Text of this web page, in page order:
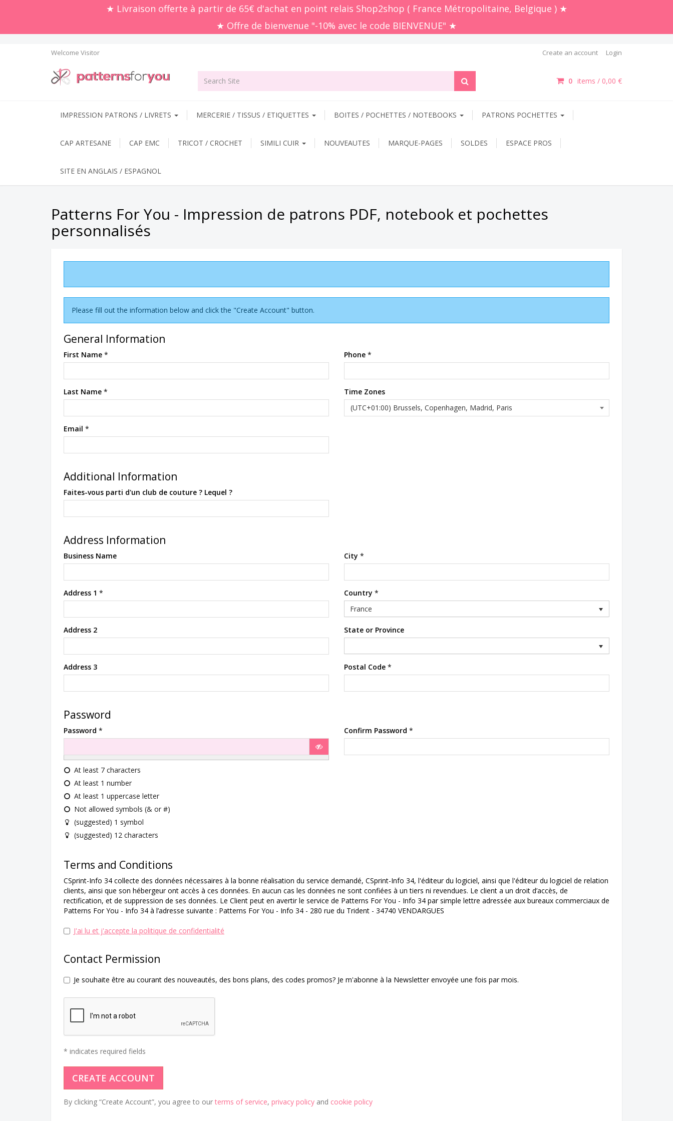
★ Livraison offerte à partir de 65€ d'achat en point relais Shop2shop ( France Métropolitaine, Belgique ) ★
★ Offre de bienvenue "-10% avec le code BIENVENUE" ★
Welcome Visitor Create an account Login
0 items / 0,00 €
IMPRESSION PATRONS / LIVRETS MERCERIE / TISSUS / ETIQUETTES BOITES / POCHETTES / NOTEBOOKS PATRONS POCHETTES
CAP ARTESANE CAP EMC TRICOT / CROCHET SIMILI CUIR NOUVEAUTES MARQUE-PAGES SOLDES ESPACE PROS
SITE EN ANGLAIS / ESPAGNOL
Patterns For You - Impression de patrons PDF, notebook et pochettes
personnalisés
Please fill out the information below and click the "Create Account" button.
General Information
First Name *
Last Name *
Email *
Phone *
Time Zones
Additional Information
Faites-vous parti d'un club de couture ? Lequel ?
Address Information
Business Name
Address 1 *
Address 2
Address 3
City *
Country *
France
State or Province
Postal Code *
Password
Password *
At least 7 characters
At least 1 number
At least 1 uppercase letter
Not allowed symbols (& or #)
(suggested) 1 symbol
(suggested) 12 characters
Confirm Password *
Terms and Conditions
CSprint-Info 34 collecte des données nécessaires à la bonne réalisation du service demandé, CSprint-Info 34, l'éditeur du logiciel, ainsi que l'éditeur du logiciel de relation
clients, ainsi que son hébergeur ont accès à ces données. En aucun cas les données ne sont confiées à un tiers ni revendues. Le client a un droit d’accès, de
rectification, et de suppression de ses données. Le Client peut en avertir le service de Patterns For You - Info 34 par simple lettre adressée aux bureaux commerciaux de
Patterns For You - Info 34 à l’adresse suivante : Patterns For You - Info 34 - 280 rue du Trident - 34740 VENDARGUES
J'ai lu et j'accepte la politique de confidentialité
Contact Permission
Je souhaite être au courant des nouveautés, des bons plans, des codes promos? Je m'abonne à la Newsletter envoyée une fois par mois.
* indicates required fields
By clicking “Create Account”, you agree to ourterms of service, privacy policy and cookie policy